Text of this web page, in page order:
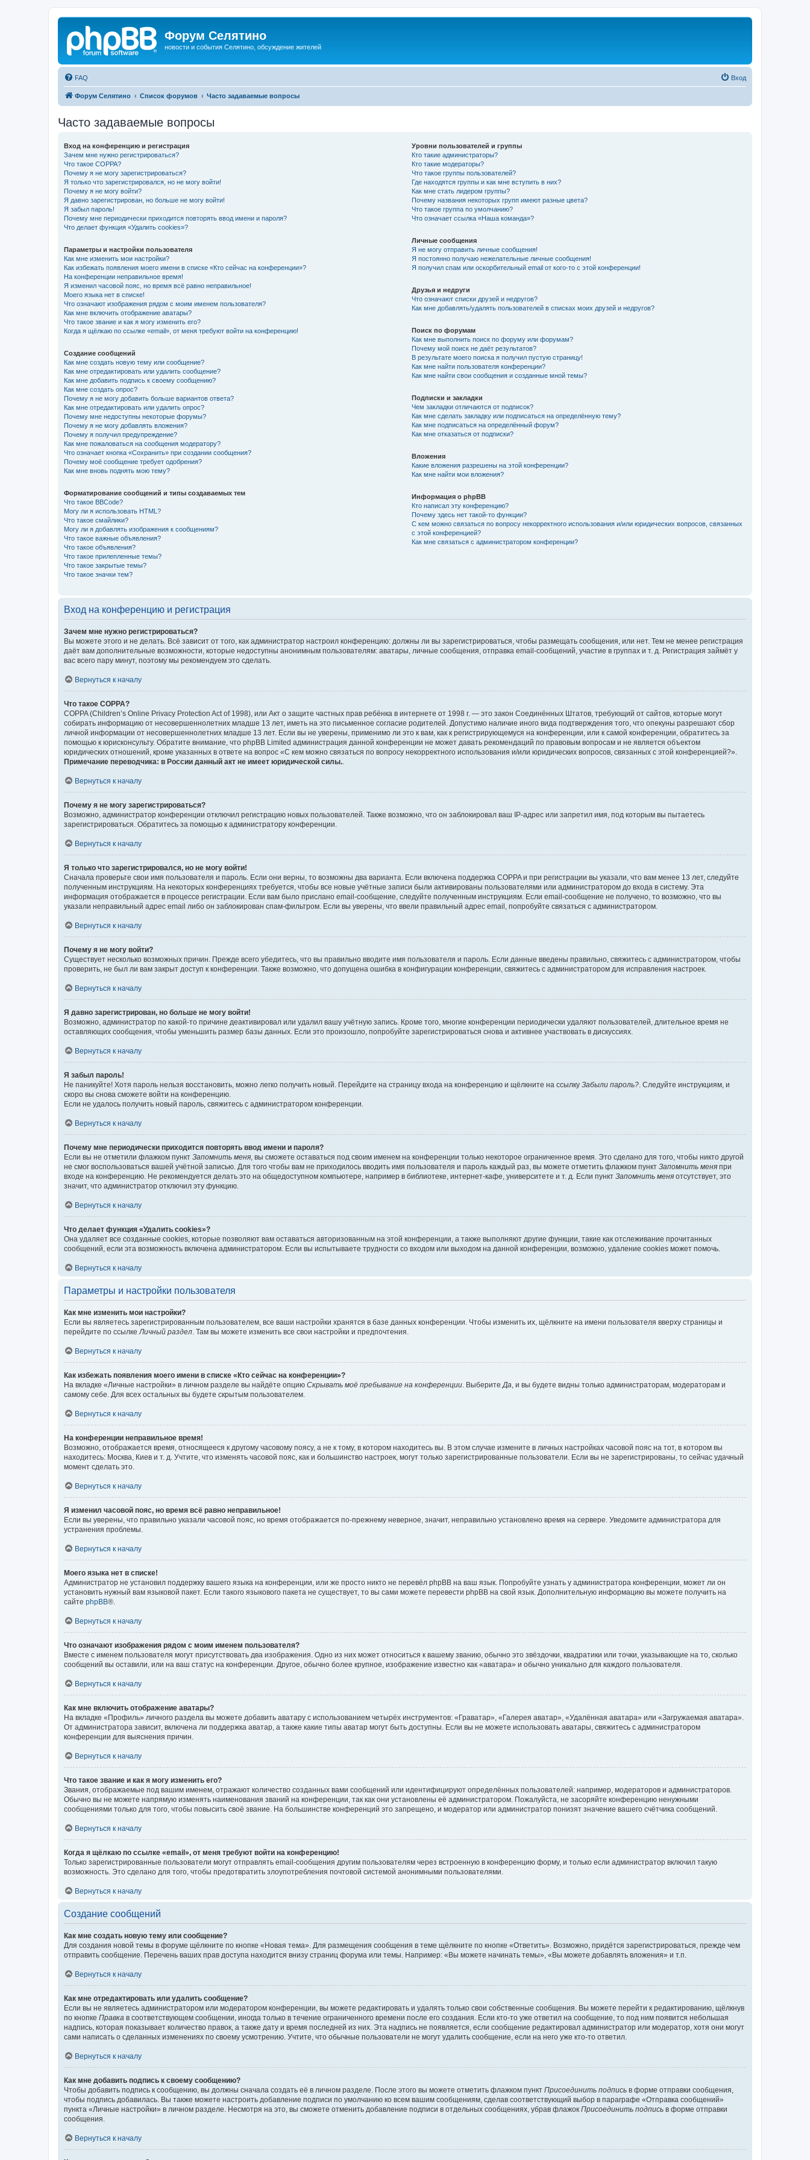
Форум Селятино
новости и события Селятино, обсуждение жителей
FAQ Вход
Форум Селятино Список форумов Часто задаваемые вопросы
Часто задаваемые вопросы
Вход на конференцию и регистрация
Зачем мне нужно регистрироваться?
Что такое COPPA?
Почему я не могу зарегистрироваться?
Я только что зарегистрировался, но не могу войти!
Почему я не могу войти?
Я давно зарегистрирован, но больше не могу войти!
Я забыл пароль!
Почему мне периодически приходится повторять ввод имени и пароля?
Что делает функция «Удалить cookies»?
Параметры и настройки пользователя
Как мне изменить мои настройки?
Как избежать появления моего имени в списке «Кто сейчас на конференции»?
На конференции неправильное время!
Я изменил часовой пояс, но время всё равно неправильное!
Моего языка нет в списке!
Что означают изображения рядом с моим именем пользователя?
Как мне включить отображение аватары?
Что такое звание и как я могу изменить его?
Когда я щёлкаю по ссылке «email», от меня требуют войти на конференцию!
Создание сообщений
Как мне создать новую тему или сообщение?
Как мне отредактировать или удалить сообщение?
Как мне добавить подпись к своему сообщению?
Как мне создать опрос?
Почему я не могу добавить больше вариантов ответа?
Как мне отредактировать или удалить опрос?
Почему мне недоступны некоторые форумы?
Почему я не могу добавлять вложения?
Почему я получил предупреждение?
Как мне пожаловаться на сообщения модератору?
Что означает кнопка «Сохранить» при создании сообщения?
Почему моё сообщение требует одобрения?
Как мне вновь поднять мою тему?
Форматирование сообщений и типы создаваемых тем
Что такое BBCode?
Могу ли я использовать HTML?
Что такое смайлики?
Могу ли я добавлять изображения к сообщениям?
Что такое важные объявления?
Что такое объявления?
Что такое прилепленные темы?
Что такое закрытые темы?
Что такое значки тем?
Уровни пользователей и группы
Кто такие администраторы?
Кто такие модераторы?
Что такое группы пользователей?
Где находятся группы и как мне вступить в них?
Как мне стать лидером группы?
Почему названия некоторых групп имеют разные цвета?
Что такое группа по умолчанию?
Что означает ссылка «Наша команда»?
Личные сообщения
Я не могу отправить личные сообщения!
Я постоянно получаю нежелательные личные сообщения!
Я получил спам или оскорбительный email от кого-то с этой конференции!
Друзья и недруги
Что означают списки друзей и недругов?
Как мне добавлять/удалять пользователей в списках моих друзей и недругов?
Поиск по форумам
Как мне выполнить поиск по форуму или форумам?
Почему мой поиск не даёт результатов?
В результате моего поиска я получил пустую страницу!
Как мне найти пользователя конференции?
Как мне найти свои сообщения и созданные мной темы?
Подписки и закладки
Чем закладки отличаются от подписок?
Как мне сделать закладку или подписаться на определённую тему?
Как мне подписаться на определённый форум?
Как мне отказаться от подписки?
Вложения
Какие вложения разрешены на этой конференции?
Как мне найти мои вложения?
Информация о phpBB
Кто написал эту конференцию?
Почему здесь нет такой-то функции?
С кем можно связаться по вопросу некорректного использования и/или юридических вопросов, связанных
с этой конференцией?
Как мне связаться с администратором конференции?
Вход на конференцию и регистрация
Зачем мне нужно регистрироваться?
Вы можете этого и не делать. Всё зависит от того, как администратор настроил конференцию: должны ли вы зарегистрироваться, чтобы размещать сообщения, или нет. Тем не менее регистрация
даёт вам дополнительные возможности, которые недоступны анонимным пользователям: аватары, личные сообщения, отправка email-сообщений, участие в группах и т. д. Регистрация займёт у
вас всего пару минут, поэтому мы рекомендуем это сделать.
Вернуться к началу
Что такое COPPA?
COPPA (Children’s Online Privacy Protection Act of 1998), или Акт о защите частных прав ребёнка в интернете от 1998 г. — это закон Соединённых Штатов, требующий от сайтов, которые могут
собирать информацию от несовершеннолетних младше 13 лет, иметь на это письменное согласие родителей. Допустимо наличие иного вида подтверждения того, что опекуны разрешают сбор
личной информации от несовершеннолетних младше 13 лет. Если вы не уверены, применимо ли это к вам, как к регистрирующемуся на конференции, или к самой конференции, обратитесь за
помощью к юрисконсульту. Обратите внимание, что phpBB Limited администрация данной конференции не может давать рекомендаций по правовым вопросам и не является объектом
юридических отношений, кроме указанных в ответе на вопрос «С кем можно связаться по вопросу некорректного использования и/или юридических вопросов, связанных с этой конференцией?».
Примечание переводчика: в России данный акт не имеет юридической силы.
Вернуться к началу
Почему я не могу зарегистрироваться?
Возможно, администратор конференции отключил регистрацию новых пользователей. Также возможно, что он заблокировал ваш IP-адрес или запретил имя, под которым вы пытаетесь
зарегистрироваться. Обратитесь за помощью к администратору конференции.
Вернуться к началу
Я только что зарегистрировался, но не могу войти!
Сначала проверьте свои имя пользователя и пароль. Если они верны, то возможны два варианта. Если включена поддержка COPPA и при регистрации вы указали, что вам менее 13 лет, следуйте
полученным инструкциям. На некоторых конференциях требуется, чтобы все новые учётные записи были активированы пользователями или администратором до входа в систему. Эта
информация отображается в процессе регистрации. Если вам было прислано email-сообщение, следуйте полученным инструкциям. Если email-сообщение не получено, то возможно, что вы
указали неправильный адрес email либо он заблокирован спам-фильтром. Если вы уверены, что ввели правильный адрес email, попробуйте связаться с администратором.
Вернуться к началу
Почему я не могу войти?
Существует несколько возможных причин. Прежде всего убедитесь, что вы правильно вводите имя пользователя и пароль. Если данные введены правильно, свяжитесь с администратором, чтобы
проверить, не был ли вам закрыт доступ к конференции. Также возможно, что допущена ошибка в конфигурации конференции, свяжитесь с администратором для исправления настроек.
Вернуться к началу
Я давно зарегистрирован, но больше не могу войти!
Возможно, администратор по какой-то причине деактивировал или удалил вашу учётную запись. Кроме того, многие конференции периодически удаляют пользователей, длительное время не
оставляющих сообщения, чтобы уменьшить размер базы данных. Если это произошло, попробуйте зарегистрироваться снова и активнее участвовать в дискуссиях.
Вернуться к началу
Я забыл пароль!
Не паникуйте! Хотя пароль нельзя восстановить, можно легко получить новый. Перейдите на страницу входа на конференцию и щёлкните на ссылку Забыли пароль? . Следуйте инструкциям, и
скоро вы снова сможете войти на конференцию.
Если не удалось получить новый пароль, свяжитесь с администратором конференции.
Вернуться к началу
Почему мне периодически приходится повторять ввод имени и пароля?
Если вы не отметили флажком пункт Запомнить меня , вы сможете оставаться под своим именем на конференции только некоторое ограниченное время. Это сделано для того, чтобы никто другой
не смог воспользоваться вашей учётной записью. Для того чтобы вам не приходилось вводить имя пользователя и пароль каждый раз, вы можете отметить флажком пункт Запомнить меня при
входе на конференцию. Не рекомендуется делать это на общедоступном компьютере, например в библиотеке, интернет-кафе, университете и т. д. Если пункт Запомнить меня отсутствует, это
значит, что администратор отключил эту функцию.
Вернуться к началу
Что делает функция «Удалить cookies»?
Она удаляет все созданные cookies, которые позволяют вам оставаться авторизованным на этой конференции, а также выполняют другие функции, такие как отслеживание прочитанных
сообщений, если эта возможность включена администратором. Если вы испытываете трудности со входом или выходом на данной конференции, возможно, удаление cookies может помочь.
Вернуться к началу
Параметры и настройки пользователя
Как мне изменить мои настройки?
Если вы являетесь зарегистрированным пользователем, все ваши настройки хранятся в базе данных конференции. Чтобы изменить их, щёлкните на имени пользователя вверху страницы и
перейдите по ссылке Личный раздел . Там вы можете изменить все свои настройки и предпочтения.
Вернуться к началу
Как избежать появления моего имени в списке «Кто сейчас на конференции»?
На вкладке «Личные настройки» в личном разделе вы найдёте опцию Скрывать моё пребывание на конференции . Выберите Да , и вы будете видны только администраторам, модераторам и
самому себе. Для всех остальных вы будете скрытым пользователем.
Вернуться к началу
На конференции неправильное время!
Возможно, отображается время, относящееся к другому часовому поясу, а не к тому, в котором находитесь вы. В этом случае измените в личных настройках часовой пояс на тот, в котором вы
находитесь: Москва, Киев и т. д. Учтите, что изменять часовой пояс, как и большинство настроек, могут только зарегистрированные пользователи. Если вы не зарегистрированы, то сейчас удачный
момент сделать это.
Вернуться к началу
Я изменил часовой пояс, но время всё равно неправильное!
Если вы уверены, что правильно указали часовой пояс, но время отображается по-прежнему неверное, значит, неправильно установлено время на сервере. Уведомите администратора для
устранения проблемы.
Вернуться к началу
Моего языка нет в списке!
Администратор не установил поддержку вашего языка на конференции, или же просто никто не перевёл phpBB на ваш язык. Попробуйте узнать у администратора конференции, может ли он
установить нужный вам языковой пакет. Если такого языкового пакета не существует, то вы сами можете перевести phpBB на свой язык. Дополнительную информацию вы можете получить на
сайте phpBB®.
Вернуться к началу
Что означают изображения рядом с моим именем пользователя?
Вместе с именем пользователя могут присутствовать два изображения. Одно из них может относиться к вашему званию, обычно это звёздочки, квадратики или точки, указывающие на то, сколько
сообщений вы оставили, или на ваш статус на конференции. Другое, обычно более крупное, изображение известно как «аватара» и обычно уникально для каждого пользователя.
Вернуться к началу
Как мне включить отображение аватары?
На вкладке «Профиль» личного раздела вы можете добавить аватару с использованием четырёх инструментов: «Граватар», «Галерея аватар», «Удалённая аватара» или «Загружаемая аватара».
От администратора зависит, включена ли поддержка аватар, а также какие типы аватар могут быть доступны. Если вы не можете использовать аватары, свяжитесь с администратором
конференции для выяснения причин.
Вернуться к началу
Что такое звание и как я могу изменить его?
Звания, отображаемые под вашим именем, отражают количество созданных вами сообщений или идентифицируют определённых пользователей: например, модераторов и администраторов.
Обычно вы не можете напрямую изменять наименования званий на конференции, так как они установлены её администратором. Пожалуйста, не засоряйте конференцию ненужными
сообщениями только для того, чтобы повысить своё звание. На большинстве конференций это запрещено, и модератор или администратор понизят значение вашего счётчика сообщений.
Вернуться к началу
Когда я щёлкаю по ссылке «email», от меня требуют войти на конференцию!
Только зарегистрированные пользователи могут отправлять email-сообщения другим пользователям через встроенную в конференцию форму, и только если администратор включил такую
возможность. Это сделано для того, чтобы предотвратить злоупотребления почтовой системой анонимными пользователями.
Вернуться к началу
Создание сообщений
Как мне создать новую тему или сообщение?
Для создания новой темы в форуме щёлкните по кнопке «Новая тема». Для размещения сообщения в теме щёлкните по кнопке «Ответить». Возможно, придётся зарегистрироваться, прежде чем
отправить сообщение. Перечень ваших прав доступа находится внизу страниц форума или темы. Например: «Вы можете начинать темы», «Вы можете добавлять вложения» и т.п.
Вернуться к началу
Как мне отредактировать или удалить сообщение?
Если вы не являетесь администратором или модератором конференции, вы можете редактировать и удалять только свои собственные сообщения. Вы можете перейти к редактированию, щёлкнув
по кнопке Правка в соответствующем сообщении, иногда только в течение ограниченного времени после его создания. Если кто-то уже ответил на сообщение, то под ним появится небольшая
надпись, которая показывает количество правок, а также дату и время последней из них. Эта надпись не появляется, если сообщение редактировал администратор или модератор, хотя они могут
сами написать о сделанных изменениях по своему усмотрению. Учтите, что обычные пользователи не могут удалить сообщение, если на него уже кто-то ответил.
Вернуться к началу
Как мне добавить подпись к своему сообщению?
Чтобы добавить подпись к сообщению, вы должны сначала создать её в личном разделе. После этого вы можете отметить флажком пункт Присоединить подпись в форме отправки сообщения,
чтобы подпись добавилась. Вы также можете настроить добавление подписи по умолчанию ко всем вашим сообщениям, сделав соответствующий выбор в параграфе «Отправка сообщений»
пункта «Личные настройки» в личном разделе. Несмотря на это, вы сможете отменить добавление подписи в отдельных сообщениях, убрав флажок Присоединить подпись в форме отправки
сообщения.
Вернуться к началу